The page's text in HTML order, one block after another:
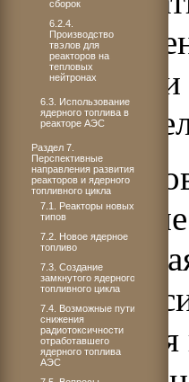
длины
С 20-х
покрытие
сборок
6.2.4.
Производство
твэлов для
реакторов на
тепловых
нейтронах
6.3. Использование
ядерного топлива в
реакторе АЭС
Раздел 7.
Перспективные
направления развития
реакторов и ядерного
топливного цикла
7.1. Реакторы новых
типов
7.2. Новое ядерное
топливо
7.3. Создание
замкнутого ядерного
топливного цикла
7.4. Возможные пути
снижения
радиотоксичности
отработавшего
ядерного топлива
АЭС